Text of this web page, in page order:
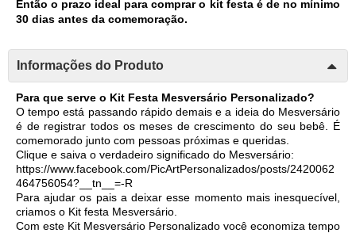
Então o prazo ideal para comprar o kit festa é de no mínimo
30 dias antes da comemoração.
Informações do Produto
Para que serve o Kit Festa Mesversário Personalizado?
O tempo está passando rápido demais e a ideia do Mesversário
é de registrar todos os meses de crescimento do seu bebê. É
comemorado junto com pessoas próximas e queridas.
https://www.facebook.com/PicArtPersonalizados/posts/2420062
464756054?__tn__=-R
Para ajudar os pais a deixar esse momento mais inesquecível,
criamos o Kit festa Mesversário.
Com este Kit Mesversário Personalizado você economiza tempo